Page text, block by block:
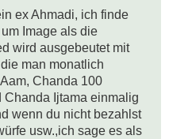
ex Ahmadi, ich finde
Image als die
wird ausgebeutet mit
man monatlich
Chanda 100
Chanda Ijtama einmalig
wenn du nicht bezahlst
usw.,ich sage es als